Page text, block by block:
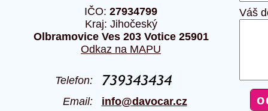
IČO: 27934799
Kraj: Jihočeský
Olbramovice Ves 203 Votice 25901
Odkaz na MAPU
Telefon:
Email: info@davocar.cz
Váš